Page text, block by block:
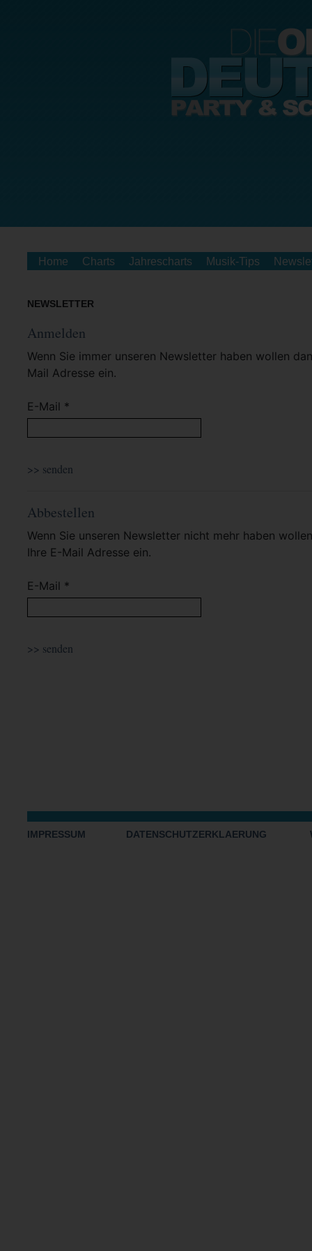
Home Charts Jahrescharts Musik-Tips
NEWSLETTER
Anmelden
Wenn Sie immer unseren Newsletter haben wollen
Mail Adresse ein.
E-Mail *
Abbestellen
Wenn Sie unseren Newsletter nicht mehr haben
Ihre E-Mail Adresse ein.
E-Mail *
IMPRESSUM DATENSCHUTZERKLAERUNG